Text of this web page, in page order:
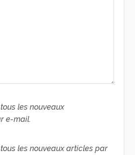
les nouveaux
e-mail.
les nouveaux articles par